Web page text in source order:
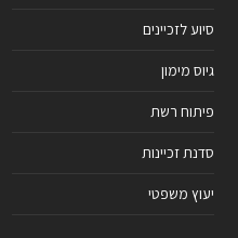
סיוע לזכיינים
גיוס מימון
פיתוח רשת
סדנת זכיינות
יעוץ משפטי